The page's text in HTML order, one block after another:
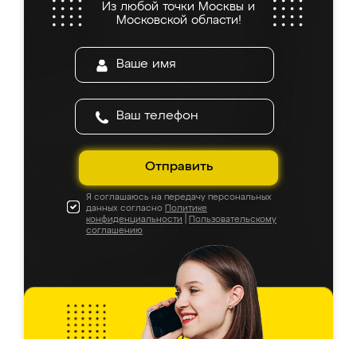
Из любой точки Москвы и
Московской области!
Отправить
Я соглашаюсь на передачу персональных
данных согласно Политике
конфиденциальности
Пользовательскому
соглашению